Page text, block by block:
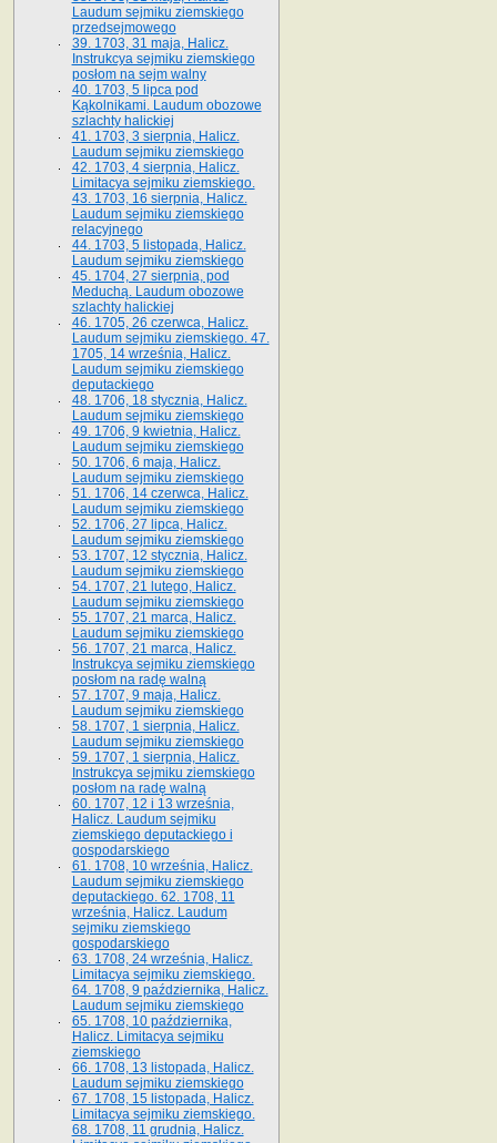
Laudum sejmiku ziemskiego
przedsejmowego
39. 1703, 31 maja, Halicz.
Instrukcya sejmiku ziemskiego
posłom na sejm walny
40. 1703, 5 lipca pod
Kąkolnikami. Laudum obozowe
szlachty halickiej
41­. 1703, 3 sierpnia, Halicz.
Laudum sejmiku ziemskiego
42. 1703, 4 sierpnia, Halicz.
Limitacya sejmiku ziemskiego.
43. 1703, 16 sierpnia, Halicz.
Laudum sejmiku ziemskiego
relacyjnego
44. 1703, 5 listopada, Halicz.
Laudum sejmiku ziemskiego
45. 1704, 27 sierpnia, pod
Meduchą. Laudum obozowe
szlachty halickiej
46. 1705, 26 czerwca, Halicz.
Laudum sejmiku ziemskiego. 47.
1705, 14 września, Halicz.
Laudum sejmiku ziemskiego
deputackiego
48. 1706, 18 stycznia, Halicz.
Laudum sejmiku ziemskiego
49. 1706, 9 kwietnia, Halicz.
Laudum sejmiku ziemskiego
50. 1706, 6 maja, Halicz.
Laudum sejmiku ziemskiego
51. 1706, 14 czerwca, Halicz.
Laudum sejmiku ziemskiego
52. 1706, 27 lipca, Halicz.
Laudum sejmiku ziemskiego
53. 1707, 12 stycznia, Halicz.
Laudum sejmiku ziemskiego
54. 1707, 21 lutego, Halicz.
Laudum sejmiku ziemskiego
55. 1707, 21 marca, Halicz.
Laudum sejmiku ziemskiego
56. 1707, 21 marca, Halicz.
Instrukcya sejmiku ziemskiego
posłom na radę walną
57. 1707, 9 maja, Halicz.
Laudum sejmiku ziemskiego
58. 1707, 1 sierpnia, Halicz.
Laudum sejmiku ziemskiego
59. 1707, 1 sierpnia, Halicz.
Instrukcya sejmiku ziemskiego
posłom na radę walną
60. 1707, 12 i 13 września,
Halicz. Laudum sejmiku
ziemskiego deputackiego i
gospodarskiego
61. 1708, 10 września, Halicz.
Laudum sejmiku ziemskiego
deputackiego. 62. 1708, 11
września, Halicz. Laudum
sejmiku ziemskiego
gospodarskiego
63. 1708, 24 września, Halicz.
Limitacya sejmiku ziemskiego.
64. 1708, 9 października, Halicz.
Laudum sejmiku ziemskiego
65­. 1708, 10 października,
Halicz. Limitacya sejmiku
ziemskiego
66. 1708, 13 listopada, Halicz.
Laudum sejmiku ziemskiego
67. 1708, 15 listopada, Halicz.
Limitacya sejmiku ziemskiego.
68. 1708, 11 grudnia, Halicz.